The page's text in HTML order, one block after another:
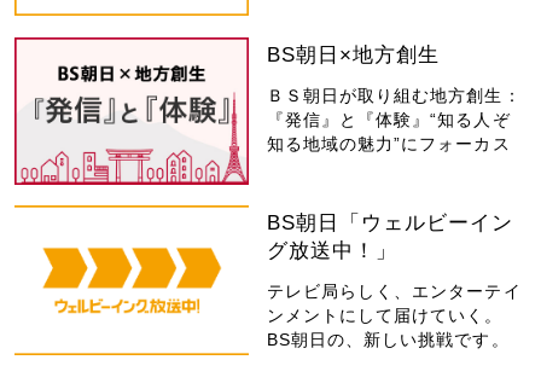
BS朝日×地方創生
ＢＳ朝日が取り組む地方創生：
『発信』と『体験』“知る人ぞ
知る地域の魅力”にフォーカス
BS朝日「ウェルビーイン
グ放送中！」
テレビ局らしく、エンターテイ
ンメントにして届けていく。
BS朝日の、新しい挑戦です。